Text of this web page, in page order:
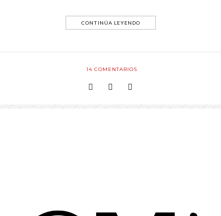
CONTINÚA LEYENDO
14 COMENTARIOS